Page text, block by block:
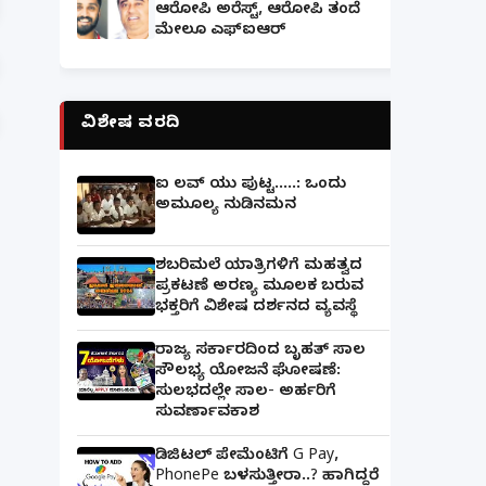
ಆರೋಪಿ ಅರೆಸ್ಟ್, ಆರೋಪಿ ತಂದೆ
ಮೇಲೂ ಎಫ್ಐಆರ್
ವಿಶೇಷ ವರದಿ
ಐ ಲವ್ ಯು ಪುಟ್ಟ.....: ಒಂದು
ಅಮೂಲ್ಯ ನುಡಿನಮನ
ಶಬರಿಮಲೆ ಯಾತ್ರಿಗಳಿಗೆ ಮಹತ್ವದ
ಪ್ರಕಟಣೆ ಅರಣ್ಯ ಮೂಲಕ ಬರುವ
ಭಕ್ತರಿಗೆ ವಿಶೇಷ ದರ್ಶನದ ವ್ಯವಸ್ಥೆ
ರಾಜ್ಯ ಸರ್ಕಾರದಿಂದ ಬೃಹತ್ ಸಾಲ
ಸೌಲಭ್ಯ ಯೋಜನೆ ಘೋಷಣೆ:
ಸುಲಭದಲ್ಲೇ ಸಾಲ- ಅರ್ಹರಿಗೆ
ಸುವರ್ಣಾವಕಾಶ
ಡಿಜಿಟಲ್ ಪೇಮೆಂಟಿಗೆ G Pay,
PhonePe ಬಳಸುತ್ತೀರಾ..? ಹಾಗಿದ್ದರೆ